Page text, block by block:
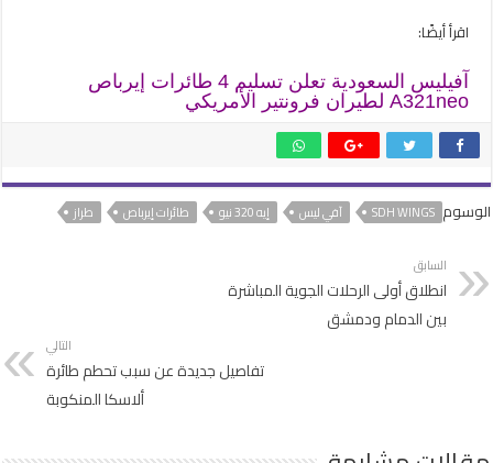
اقرأ أيضًا:
آفيليس السعودية تعلن تسليم 4 طائرات إيرباص
A321neo لطيران فرونتير الأمريكي
الوسوم SDH WINGS آفي ليس إيه 320 نيو طائرات إيرباص طراز
السابق
انطلاق أولى الرحلات الجوية المباشرة
بين الدمام ودمشق
التالي
تفاصيل جديدة عن سبب تحطم طائرة
ألاسكا المنكوبة